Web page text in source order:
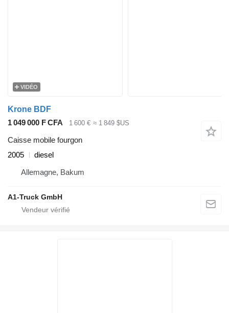
VIDÉO
Krone BDF
1 049 000 F CFA
1 600 € ≈ 1 849 $US
Caisse mobile fourgon
2005
diesel
Allemagne, Bakum
A1-Truck GmbH